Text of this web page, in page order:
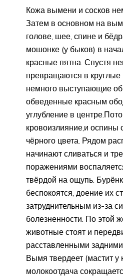
Кожа вымени и сосков
Затем в основном на
голове, шее, спине и
мошонке (у быков) в
красные пятна. Спустя
превращаются в
немного выступающие
обведенные красным
углубление в
кровоизлияние,и оспины
чёрного цвета. Рядом
начинают сливаться и
поражениями
твёрдой на ощупь.
беспокоятся, доение их
затруднительным из-за
болезненности. По этой
животные стоят и
расставленными
Вымя твердеет (мастит у
молокоотдача